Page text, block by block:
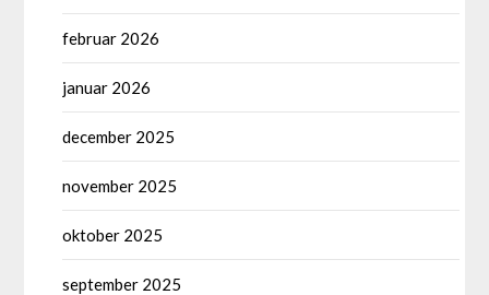
februar 2026
januar 2026
december 2025
november 2025
oktober 2025
september 2025